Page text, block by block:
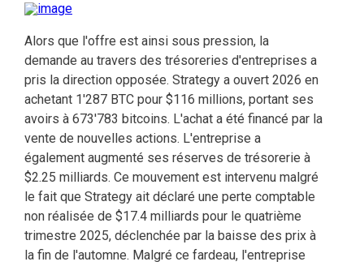
Alors que l'offre est ainsi sous pression, la
demande au travers des trésoreries d'entreprises a
pris la direction opposée. Strategy a ouvert 2026 en
achetant 1'287 BTC pour $116 millions, portant ses
avoirs à 673'783 bitcoins. L'achat a été financé par la
vente de nouvelles actions. L'entreprise a
également augmenté ses réserves de trésorerie à
$2.25 milliards. Ce mouvement est intervenu malgré
le fait que Strategy ait déclaré une perte comptable
non réalisée de $17.4 milliards pour le quatrième
trimestre 2025, déclenchée par la baisse des prix à
la fin de l'automne. Malgré ce fardeau, l'entreprise